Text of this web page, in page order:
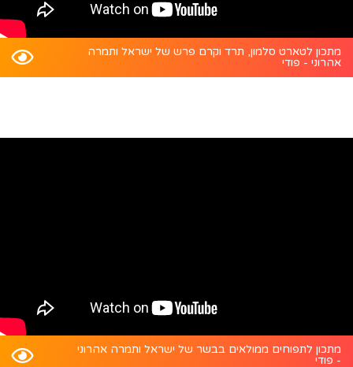
מתכון לטארט סלמון, תרד וקרם פרש של ישראל ותמרה
אהרוני - פודי
מתכון לתפוחים ממולאים בבשר של ישראל ותמרה אהרוני
- פודי